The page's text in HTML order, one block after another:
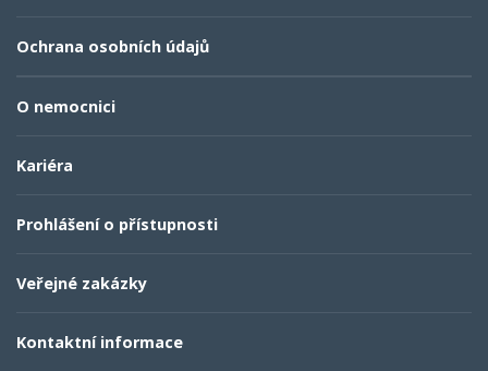
Ochrana osobních údajů
O nemocnici
Kariéra
Prohlášení o přístupnosti
Veřejné zakázky
Kontaktní informace